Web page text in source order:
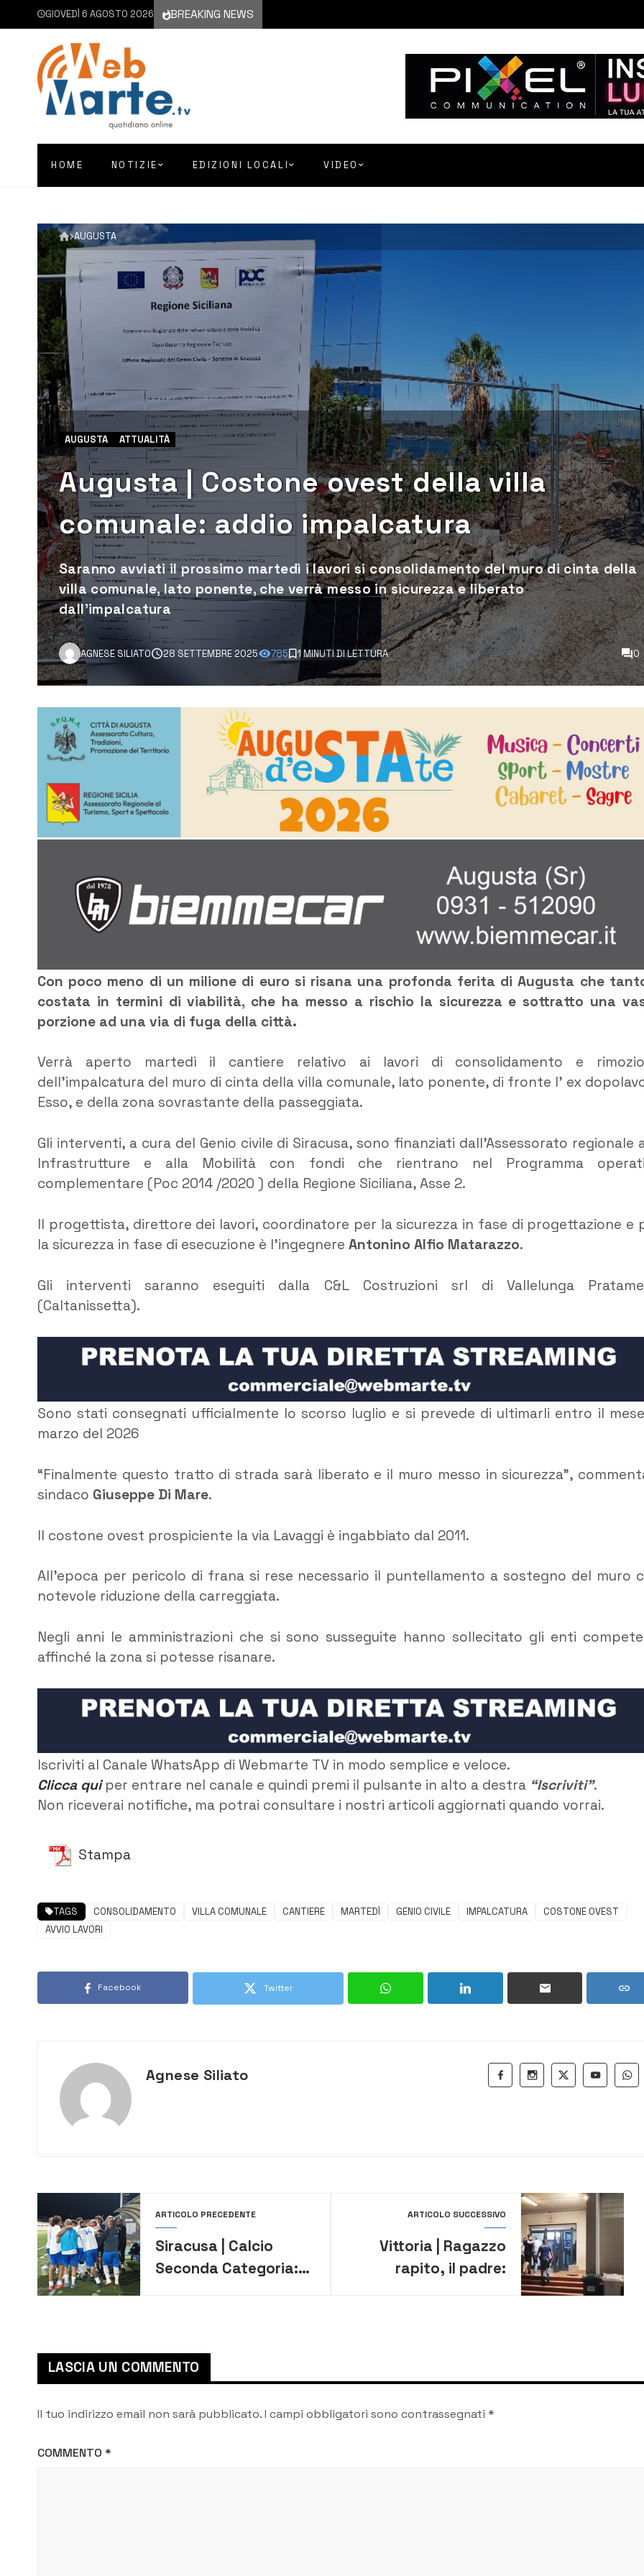
GIOVEDÌ 6 AGOSTO 2026 BREAKING NEWS
HOME NOTIZIE EDIZIONI LOCALI VIDEO
AUGUSTA
AUGUSTA ATTUALITÀ
Augusta | Costone ovest della villa
comunale: addio impalcatura
Saranno avviati il prossimo martedì i lavori si consolidamento del muro di cinta della
villa comunale, lato ponente, che verrà messo in sicurezza e liberato
dall’impalcatura
AGNESE SILIATO 28 SETTEMBRE 2025 785 1 MINUTI DI LETTURA 0
Con poco meno di un milione di euro si risana una profonda ferita di Augusta che
costata in termini di viabilità, che ha messo a rischio la sicurezza e sottratto una
porzione ad una via di fuga della città.
Verrà aperto martedì il cantiere relativo ai lavori di consolidamento e
dell’impalcatura del muro di cinta della villa comunale, lato ponente, di fronte l’ ex
Esso, e della zona sovrastante della passeggiata.
Gli interventi, a cura del Genio civile di Siracusa, sono finanziati dall’Assessorato regionale
Infrastrutture e alla Mobilità con fondi che rientrano nel Programma
complementare (Poc 2014 /2020 ) della Regione Siciliana, Asse 2.
Il progettista, direttore dei lavori, coordinatore per la sicurezza in fase di progettazione e
la sicurezza in fase di esecuzione è l’ingegnere Antonino Alfio Matarazzo.
Gli interventi saranno eseguiti dalla C&L Costruzioni srl di Vallelunga
(Caltanissetta).
Sono stati consegnati ufficialmente lo scorso luglio e si prevede di ultimarli entro il
marzo del 2026
“Finalmente questo tratto di strada sarà liberato e il muro messo in sicurezza”,
sindaco Giuseppe Di Mare.
Il costone ovest prospiciente la via Lavaggi è ingabbiato dal 2011.
All’epoca per pericolo di frana si rese necessario il puntellamento a sostegno del muro
notevole riduzione della carreggiata.
Negli anni le amministrazioni che si sono susseguite hanno sollecitato gli enti
affinché la zona si potesse risanare.
Iscriviti al Canale WhatsApp di Webmarte TV in modo semplice e veloce.
Clicca quiper entrare nel canale e quindi premi il pulsante in alto a destra “Iscriviti”.
Non riceverai notifiche, ma potrai consultare i nostri articoli aggiornati quando vorrai.
Stampa
TAGS CONSOLIDAMENTO VILLA COMUNALE CANTIERE MARTEDÌ GENIO CIVILE IMPALCATURA
COSTONE OVEST
AVVIO LAVORI
Facebook Twitter
Agnese Siliato
ARTICOLO PRECEDENTE
Siracusa | Calcio
Seconda Categoria:
rimonta il Real
Pachino
ARTICOLO SUCCESSIVO
Vittoria | Ragazzo
rapito, il padre:
LASCIA UN COMMENTO
Il tuo indirizzo email non sarà pubblicato.I campi obbligatori sono contrassegnati *
COMMENTO *